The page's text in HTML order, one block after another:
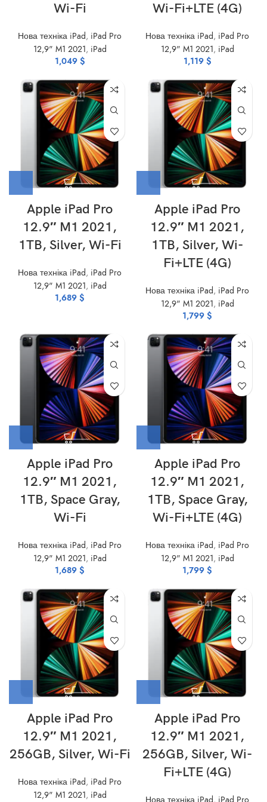
Wi-Fi
Нова техніка iPad, iPad Pro
12,9" M1 2021, iPad
1,049 $
Wi-Fi+LTE (4G)
Нова техніка iPad, iPad Pro
12,9" M1 2021, iPad
1,119 $
Apple iPad Pro
12.9″ M1 2021,
1TB, Silver, Wi-Fi
Нова техніка iPad, iPad Pro
12,9" M1 2021, iPad
1,689 $
Apple iPad Pro
12.9″ M1 2021,
1TB, Silver, Wi-
Fi+LTE (4G)
Нова техніка iPad, iPad Pro
12,9" M1 2021, iPad
1,799 $
Apple iPad Pro
12.9″ M1 2021,
1TB, Space Gray,
Wi-Fi
Нова техніка iPad, iPad Pro
12,9" M1 2021, iPad
1,689 $
Apple iPad Pro
12.9″ M1 2021,
1TB, Space Gray,
Wi-Fi+LTE (4G)
Нова техніка iPad, iPad Pro
12,9" M1 2021, iPad
1,799 $
Apple iPad Pro
12.9″ M1 2021,
256GB, Silver, Wi-Fi
Нова техніка iPad, iPad Pro
12,9" M1 2021, iPad
Apple iPad Pro
12.9″ M1 2021,
256GB, Silver, Wi-
Fi+LTE (4G)